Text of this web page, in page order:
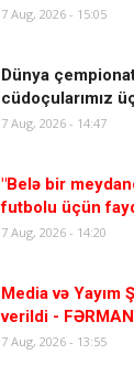
7 Aug, 2026 - 15:05
Dünya
cüdoçularımız
7 Aug, 2026 - 14:47
"Belə bir
futbolu üçün
7 Aug, 2026 - 14:20
Media və Yayım
verildi - FƏRMAN
7 Aug, 2026 - 13:55